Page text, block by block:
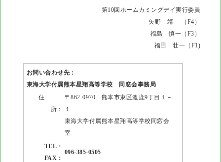
第10回ホームカミングデイ実行委員
矢野 靖 （F4）
福島 慎一（F3）
福田 壮一（F1)
お問い合わせ先：
東海大学付属熊本星翔高等学校 同窓会事務局
住
所：
〒862-0970 熊本市東区渡鹿9丁目１－
１
東海大学付属熊本星翔高等学校同窓会
室
TEL・
FAX：
096-385-0505